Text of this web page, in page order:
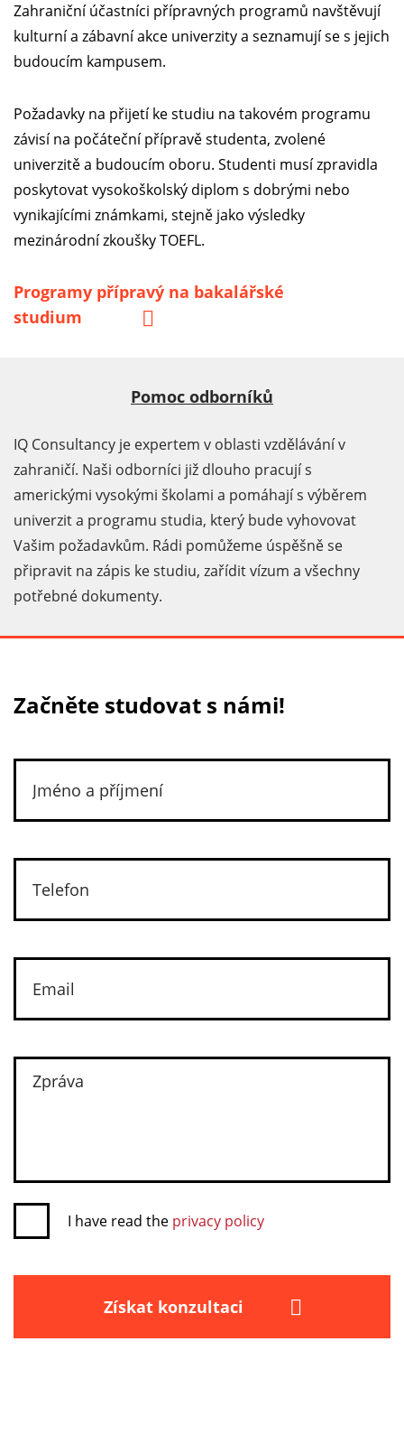
Zahraniční účastníci přípravných programů navštěvují
kulturní a zábavní akce univerzity a seznamují se s jejich
budoucím kampusem.
Požadavky na přijetí ke studiu na takovém programu
závisí na počáteční přípravě studenta, zvolené
univerzitě a budoucím oboru. Studenti musí zpravidla
poskytovat vysokoškolský diplom s dobrými nebo
vynikajícími známkami, stejně jako výsledky
mezinárodní zkoušky TOEFL.
Programy přípravý na bakalářské
studium
Pomoc odborníků
IQ Consultancy je expertem v oblasti vzdělávání v
zahraničí. Naši odborníci již dlouho pracují s
americkými vysokými školami a pomáhají s výběrem
univerzit a programu studia, který bude vyhovovat
Vašim požadavkům. Rádi pomůžeme úspěšně se
připravit na zápis ke studiu, zařídit vízum a všechny
potřebné dokumenty.
Začněte studovat s námi!
I have read the privacy policy
Získat konzultaci